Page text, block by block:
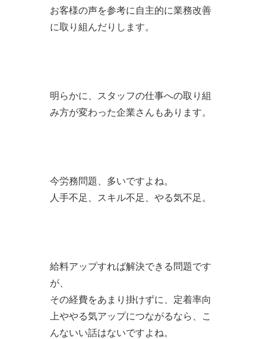
お客様の声を参考に自主的に業務改善
に取り組んだりします。
明らかに、スタッフの仕事への取り組
み方が変わった企業さんもあります。
今労務問題、多いですよね。
人手不足、スキル不足、やる気不足。
給料アップすれば解決できる問題です
が、
その経費をあまり掛けずに、定着率向
上ややる気アップにつながるなら、こ
んないい話はないですよね。